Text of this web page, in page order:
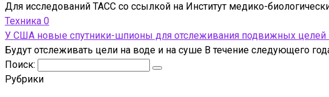
Для исследований ТАСС со ссылкой на Институт медико-
Техника 0
У США новые спутники-шпионы для отслеживания подвижных целей
Будут отслеживать цели на воде и на суше В течение следующего
Поиск:
Рубрики